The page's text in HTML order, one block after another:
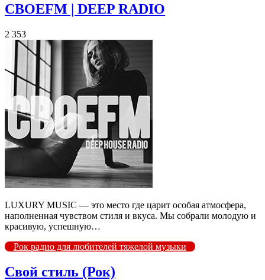
СВОЕFM | DEEP RADIO
2 353
LUXURY MUSIC — это место где царит особая атмосфера,
наполненная чувством стиля и вкуса. Мы собрали молодую и
красивую, успешную…
Рок радио для любителей тяжелой музыки
Свой стиль (Рок)